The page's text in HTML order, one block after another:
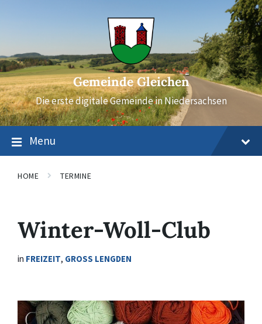
Gemeinde Gleichen
Die erste digitale Gemeinde in Niedersachsen
Menu
HOME TERMINE
Winter-Woll-Club
in FREIZEIT, GROSS LENGDEN